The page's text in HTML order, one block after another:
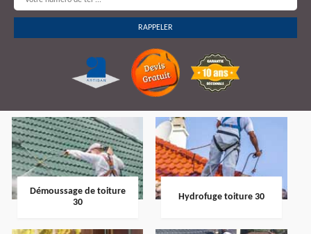
Démoussage de toiture
30
Hydrofuge toiture 30